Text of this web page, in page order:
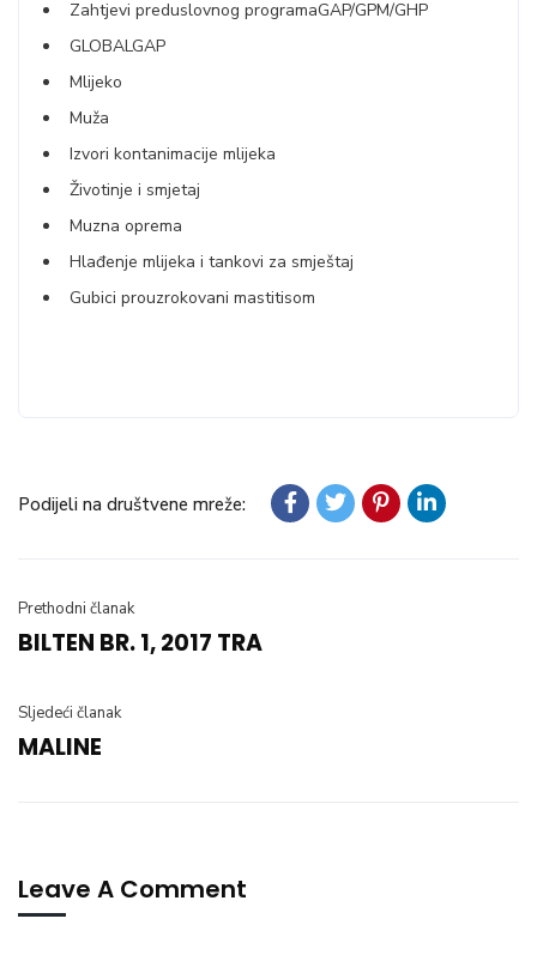
Zahtjevi preduslovnog programaGAP/GPM/GHP
GLOBALGAP
Mlijeko
Muža
Izvori kontanimacije mlijeka
Životinje i smjetaj
Muzna oprema
Hlađenje mlijeka i tankovi za smještaj
Gubici prouzrokovani mastitisom
Podijeli na društvene mreže:
Prethodni članak
BILTEN BR. 1, 2017 TRA
Sljedeći članak
MALINE
Leave A Comment